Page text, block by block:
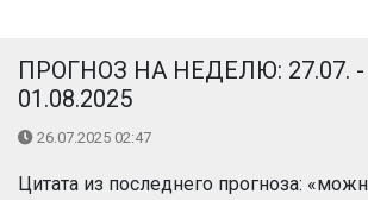
ПРОГНОЗ НА НЕДЕЛЮ: 27.07. -
01.08.2025
26.07.2025 02:47
Цитата из последнего прогноза: